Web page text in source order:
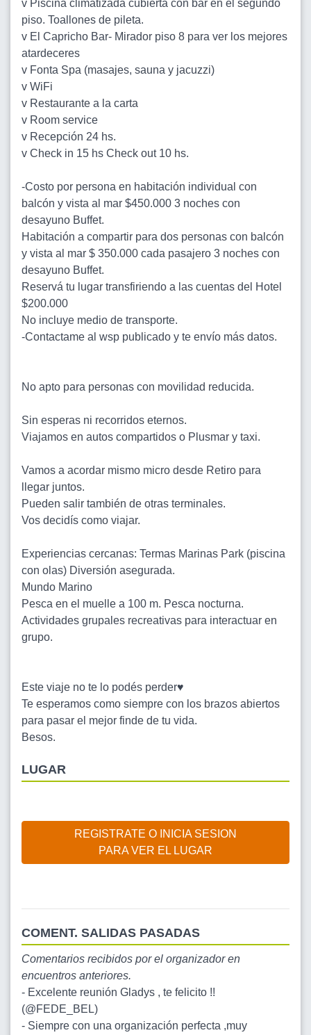
v Piscina climatizada cubierta con bar en el segundo
piso. Toallones de pileta.
v El Capricho Bar- Mirador piso 8 para ver los mejores
atardeceres
v Fonta Spa (masajes, sauna y jacuzzi)
v WiFi
v Restaurante a la carta
v Room service
v Recepción 24 hs.
v Check in 15 hs Check out 10 hs.
-Costo por persona en habitación individual con
balcón y vista al mar $450.000 3 noches con
desayuno Buffet.
Habitación a compartir para dos personas con balcón
y vista al mar $ 350.000 cada pasajero 3 noches con
desayuno Buffet.
Reservá tu lugar transfiriendo a las cuentas del Hotel
$200.000
No incluye medio de transporte.
-Contactame al wsp publicado y te envío más datos.
No apto para personas con movilidad reducida.
Sin esperas ni recorridos eternos.
Viajamos en autos compartidos o Plusmar y taxi.
Vamos a acordar mismo micro desde Retiro para
llegar juntos.
Pueden salir también de otras terminales.
Vos decidís como viajar.
Experiencias cercanas: Termas Marinas Park (piscina
con olas) Diversión asegurada.
Mundo Marino
Pesca en el muelle a 100 m. Pesca nocturna.
Actividades grupales recreativas para interactuar en
grupo.
Este viaje no te lo podés perder♥️
Te esperamos como siempre con los brazos abiertos
para pasar el mejor finde de tu vida.
Besos.
LUGAR
REGISTRATE O INICIA SESION
PARA VER EL LUGAR
COMENT. SALIDAS PASADAS
Comentarios recibidos por el organizador en
encuentros anteriores.
- Excelente reunión Gladys , te felicito !!
(@FEDE_BEL)
- Siempre con una organización perfecta ,muy